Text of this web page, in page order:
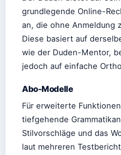
grundlegende Online-
an, die ohne Anmeldung
Diese basiert auf
wie der Duden-Mentor,
jedoch auf einfache
Abo-Modelle
Für erweiterte
tiefgehende
Stilvorschläge und das
laut mehreren